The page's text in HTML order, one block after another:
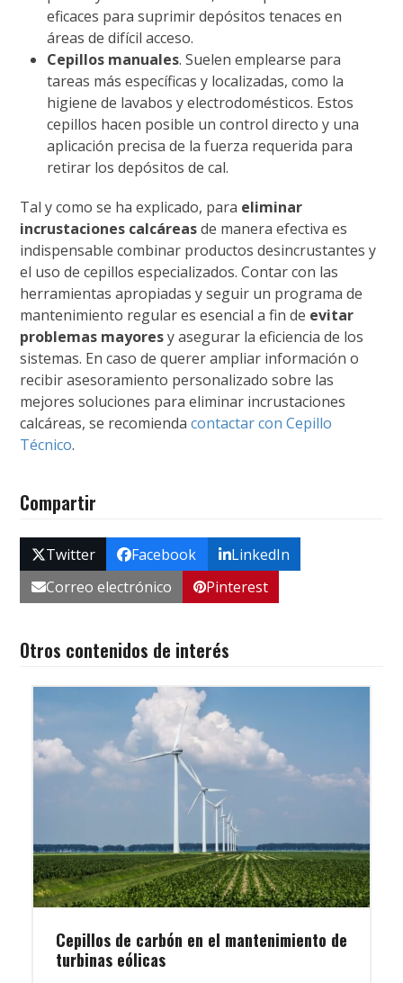
eficaces para suprimir depósitos tenaces en
áreas de difícil acceso.
Cepillos manuales. Suelen emplearse para
tareas más específicas y localizadas, como la
higiene de lavabos y electrodomésticos. Estos
cepillos hacen posible un control directo y una
aplicación precisa de la fuerza requerida para
retirar los depósitos de cal.
Tal y como se ha explicado, para eliminar
incrustaciones calcáreasde manera efectiva es
indispensable combinar productos desincrustantes y
el uso de cepillos especializados. Contar con las
herramientas apropiadas y seguir un programa de
mantenimiento regular es esencial a fin de evitar
problemas mayoresy asegurar la eficiencia de los
sistemas. En caso de querer ampliar información o
recibir asesoramiento personalizado sobre las
mejores soluciones para eliminar incrustaciones
calcáreas, se recomiendacontactar con Cepillo
Técnico.
Compartir
Twitter Facebook
LinkedIn
Correo electrónico
Pinterest
Otros contenidos de interés
Cepillos de carbón en el mantenimiento de
turbinas eólicas